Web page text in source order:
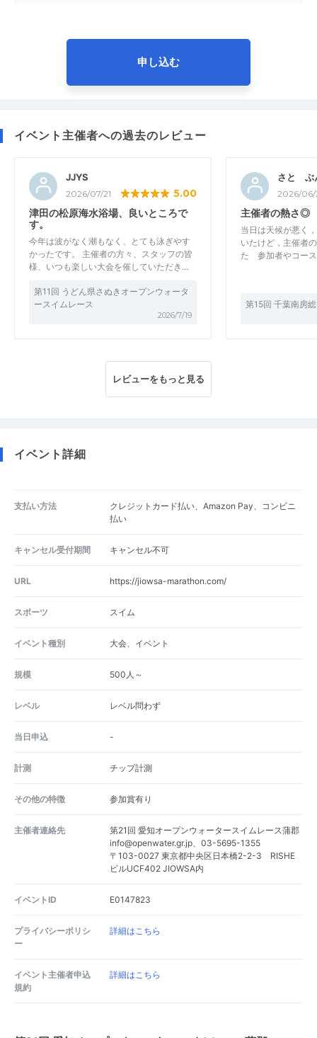
申し込む
イベント主催者への過去のレビュー
JJYS
2026/07/21 5.00
津田の松原海水浴場、良いところで
す。
今年は波がなく潮もなく、とても泳ぎやす
かったです。 主催者の方々、スタッフの皆
様、いつも楽しい大会を催していただき…
第11回 うどん県さぬきオープンウォータ
ースイムレース
2026/7/19
さと ぶ
2026/06/
主催者の熱さ◎
当日は天候が悪く
いたけど，主催者
た 参加者やコー
第15回 千葉南房
レビューをもっと見る
イベント詳細
支払い方法
クレジットカード払い、Amazon Pay、コンビニ
払い
キャンセル受付期間 キャンセル不可
URL https://jiowsa-marathon.com/
スポーツ スイム
イベント種別 大会、イベント
規模 500人～
レベル レベル問わず
当日申込 -
計測 チップ計測
その他の特徴 参加賞有り
主催者連絡先
第21回 愛知オープンウォータースイムレース蒲郡
info@openwater.gr.jp、03-5695-1355
〒103-0027 東京都中央区日本橋2-2-3 RISHE
ビルUCF402 JIOWSA内
イベントID E0147823
プライバシーポリシ
ー
詳細はこちら
イベント主催者申込
規約
詳細はこちら